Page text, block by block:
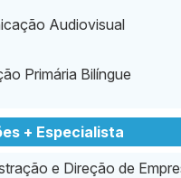
Audiovisual
Primária Bilíngue
+ Especialista
e Direção de